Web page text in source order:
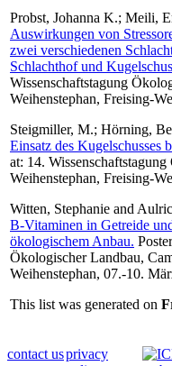
Probst, Johanna K.; Meili,
Auswirkungen von
zwei verschiedenen
Schlachthof und
Wissenschaftstagung
Weihenstephan, Freising-
Steigmiller, M.; Hörning,
Einsatz des Kugelschusses
at: 14.
Weihenstephan, Freising-
Witten, Stephanie and
B-Vitaminen in Getreide
ökologischem Anbau.
Ökologischer Landbau,
Weihenstephan, 07.-10.
This list was generated on
contact usprivacy